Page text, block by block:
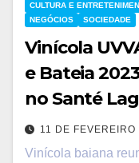
CULTURA E
NEGÓCIOS
SOCIEDADE
Vinícola
e Bateia
no Santé
11 DE FEVEREIRO
Vinícola baiana